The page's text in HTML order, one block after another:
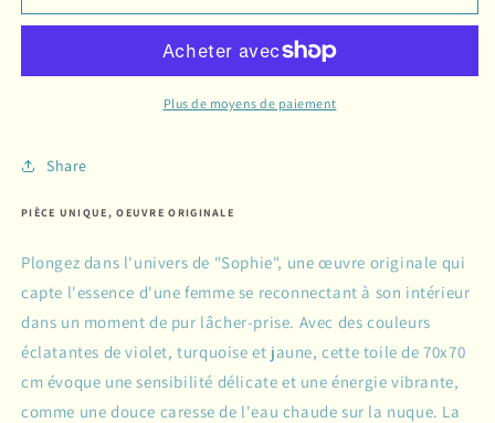
Plus de moyens de paiement
Share
PIÈCE UNIQUE, OEUVRE ORIGINALE
Plongez dans l'univers de "Sophie", une œuvre originale qui
capte l'essence d'une femme se reconnectant à son intérieur
dans un moment de pur lâcher-prise. Avec des couleurs
éclatantes de violet, turquoise et jaune, cette toile de 70x70
cm évoque une sensibilité délicate et une énergie vibrante,
comme une douce caresse de l'eau chaude sur la nuque. La